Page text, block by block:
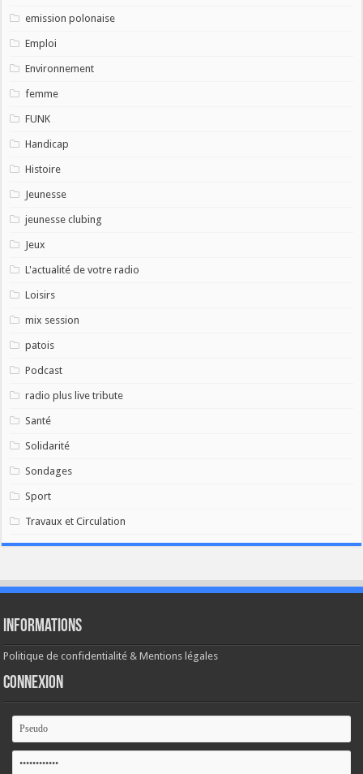
emission polonaise
Emploi
Environnement
femme
FUNK
Handicap
Histoire
Jeunesse
jeunesse clubing
Jeux
L'actualité de votre radio
Loisirs
mix session
patois
Podcast
radio plus live tribute
Santé
Solidarité
Sondages
Sport
Travaux et Circulation
Informations
Politique de confidentialité & Mentions légales
Connexion